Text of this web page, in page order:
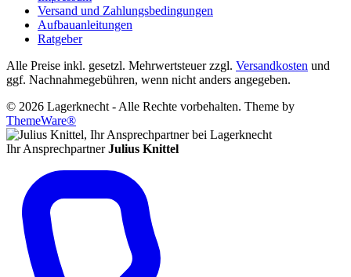
Versand und Zahlungsbedingungen
Aufbauanleitungen
Ratgeber
Alle Preise inkl. gesetzl. Mehrwertsteuer zzgl. Versandkosten und
ggf. Nachnahmegebühren, wenn nicht anders angegeben.
© 2026 Lagerknecht - Alle Rechte vorbehalten. Theme by
ThemeWare®
Ihr Ansprechpartner Julius Knittel